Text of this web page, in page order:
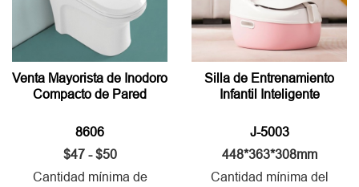
Venta Mayorista de Inodoro
Compacto de Pared
8606
$47 - $50
Cantidad mínima de
Silla de Entrenamiento
Infantil Inteligente
J-5003
448*363*308mm
Cantidad mínima del